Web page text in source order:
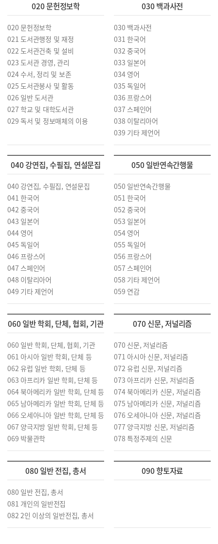
020 문헌정보학
020 문헌정보학
021 도서관행정 및 재정
022 도서관건축 및 설비
023 도서관 경영, 관리
024 수서, 정리 및 보존
025 도서관봉사 및 활동
026 일반 도서관
027 학교 및 대학도서관
029 독서 및 정보매체의 이용
030 백과사전
030 백과사전
031 한국어
032 중국어
033 일본어
034 영어
035 독일어
036 프랑스어
037 스페인어
038 이탈리아어
039 기타 제언어
040 강연집, 수필집, 연설문집
040 강연집, 수필집, 연설문집
041 한국어
042 중국어
043 일본어
044 영어
045 독일어
046 프랑스어
047 스페인어
048 이탈리아어
049 기타 제언어
050 일반연속간행물
050 일반연속간행물
051 한국어
052 중국어
053 일본어
054 영어
055 독일어
056 프랑스어
057 스페인어
058 기타 제언어
059 연감
060 일반 학회, 단체, 협회, 기관
060 일반 학회, 단체, 협회, 기관
061 아시아 일반 학회, 단체 등
062 유럽 일반 학회, 단체 등
063 아프리카 일반 학회, 단체 등
064 북아메리카 일반 학회, 단체 등
065 남아메리카 일반 학회, 단체 등
066 오세아니아 일반 학회, 단체 등
067 양극지방 일반 학회, 단체 등
069 박물관학
070 신문, 저널리즘
070 신문, 저널리즘
071 아시아 신문, 저널리즘
072 유럽 신문, 저널리즘
073 아프리카 신문, 저널리즘
074 북아메리카 신문, 저널리즘
075 남아메리카 신문, 저널리즘
076 오세아니아 신문, 저널리즘
077 양극지방 신문, 저널리즘
078 특정주제의 신문
080 일반 전집, 총서
080 일반 전집, 총서
081 개인의 일반전집
082 2인 이상의 일반전집, 총서
090 향토자료